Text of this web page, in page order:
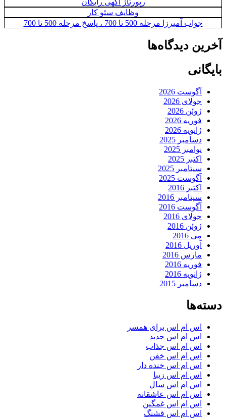
رپورتاژ اگهی رایگان
وظایف سئو کار
جواب آمیرزا مرحله 500 تا 700 ، پاسخ مرحله 500 تا 700
آخرین دیدگاه‌ها
بایگانی
آگوست 2026
جولای 2026
ژوئن 2026
فوریه 2026
ژانویه 2026
دسامبر 2025
نوامبر 2025
اکتبر 2025
سپتامبر 2025
آگوست 2025
اکتبر 2016
سپتامبر 2016
آگوست 2016
جولای 2016
ژوئن 2016
می 2016
آوریل 2016
مارس 2016
فوریه 2016
ژانویه 2016
دسامبر 2015
دسته‌ها
اس ام اس برای همسر
اس ام اس جدید
اس ام اس جذاب
اس ام اس خفن
اس ام اس خنده دار
اس ام اس زیبا
اس ام اس سال
اس ام اس عاشقانه
اس ام اس غمگین
اس ام اس قشنگ